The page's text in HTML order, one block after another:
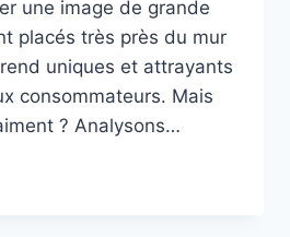
une image de grande
placés très près du mur
uniques et attrayants
consommateurs. Mais
? Analysons…